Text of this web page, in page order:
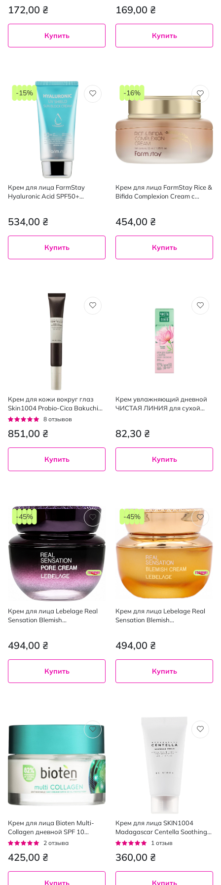
172,00 ₴
Купить
169,00 ₴
Купить
Крем для лица FarmStay
Hyaluronic Acid SPF50+
534,00 ₴
-15%
Купить
Крем для лица FarmStay Rice &
Bifida Complexion Cream с
454,00 ₴
-16%
Купить
Крем для кожи вокруг глаз
Skin1004 Probio-Cica Bakuchiol
Eye Cream с бакучиолом 20 мл
Рейтинг:
8 отзывов
851,00 ₴
Купить
Крем увлажняющий дневной
ЧИСТАЯ ЛИНИЯ для сухой
82,30 ₴
Купить
Крем для лица Lebelage Real
Sensation Blemish
494,00 ₴
-45%
Купить
Крем для лица Lebelage Real
Sensation Blemish
494,00 ₴
-45%
Купить
Крем для лица Bioten Multi-
Collagen дневной SPF 10
против морщин с коллагеном
Рейтинг:
2 отзыва
425,00 ₴
Купить
Крем для лица SKIN1004
Madagascar Centella Soothing
Cream успокаивающий с
азиатской 30 мл
Рейтинг:
1 отзыв
360,00 ₴
Купить